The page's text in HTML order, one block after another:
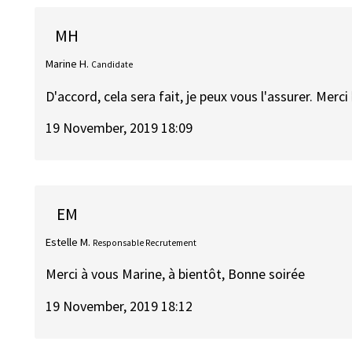
MH
Marine H. Candidate
D'accord, cela sera fait, je peux vous l'assurer. Merci
19 November, 2019 18:09
EM
Estelle M. Responsable Recrutement
Merci à vous Marine, à bientôt, Bonne soirée
19 November, 2019 18:12